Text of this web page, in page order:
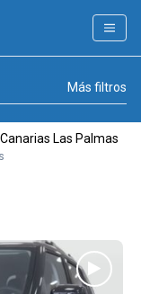
Más filtros
Las Palmas